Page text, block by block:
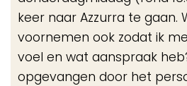
keer naar Azzurra te gaan.
voornemen ook zodat ik
voel en wat aanspraak
opgevangen door het